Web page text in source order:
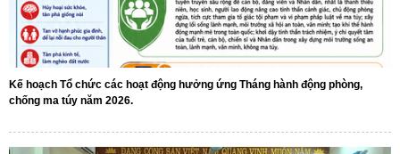
Kế hoạch Tổ chức các hoạt động hưởng ứng Tháng hành động phòng,
chống ma túy năm 2026.